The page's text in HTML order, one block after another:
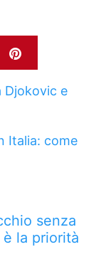
Djokovic e
Italia: come
senza
la priorità